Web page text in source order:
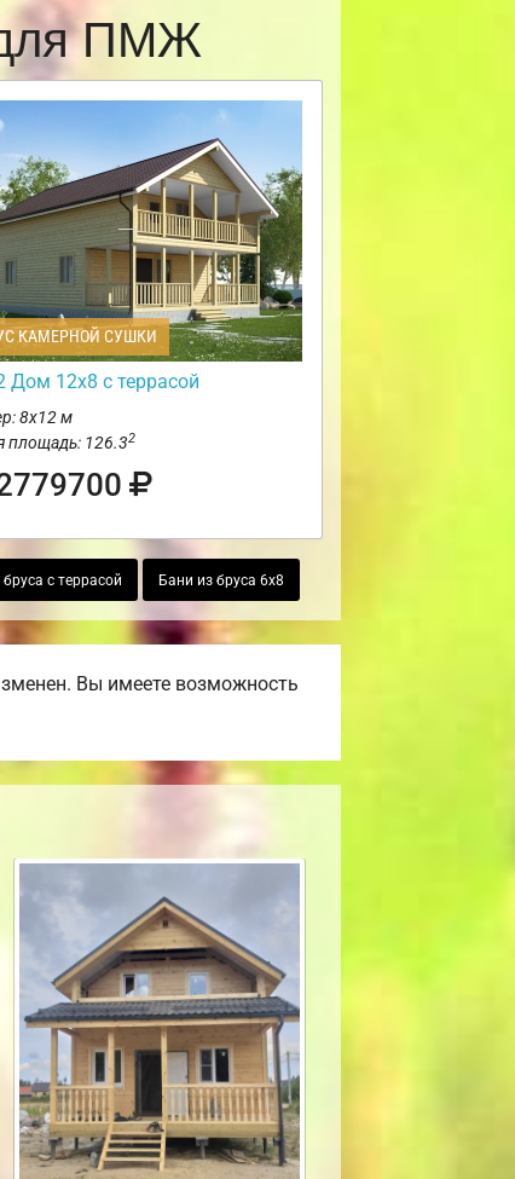
ПМЖ
КАМЕРНОЙ СУШКИ
Дом 12х8 с террасой
8х12 м
площадь: 126.32
с террасой Бани из бруса 6х8
Вы имеете возможность